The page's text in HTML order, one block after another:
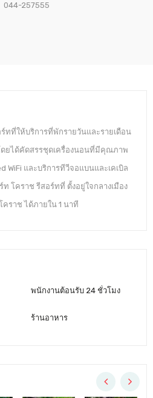
044-257555
ทที่ให้บริการที่พักรายวันและรายเดือน
ยได้คัดสรรชุดเครื่องนอนที่มีคุณภาพ
WiFi และบริการทีวีจอแบนและเคเบิล
โคราช รีสอร์ทที่ ตั้งอยู่ใจกลางเมือง
คราช ได้ภายใน 1 นาที
พนักงานต้อนรับ 24 ชั่วโมง
ร้านอาหาร